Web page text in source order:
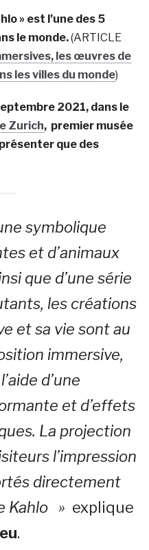
» est l’une des 5
le monde.(ARTICLE
les œuvres de
les villes du monde)
2021, dans le
Zurich, premier musée
que des
symbolique
et d’animaux
que d’une série
les créations
et sa vie sont au
immersive,
d’une
et d’effets
La projection
l’impression
directement
Kahlo » explique
.